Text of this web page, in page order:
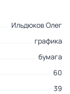
Ильдюков Олег
графика
бумага
60
39